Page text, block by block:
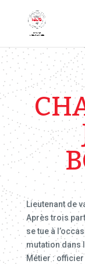
Lieutenant de
Après trois
se tue à
mutation dans
Métier :